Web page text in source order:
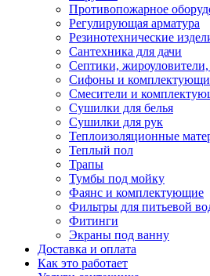
Противопожарное
Регулирующая арматура
Резинотехнические
Сантехника для дачи
Септики, жироуловители,
Сифоны и
Смесители и
Сушилки для белья
Сушилки для рук
Теплоизоляционные
Теплый пол
Трапы
Тумбы под мойку
Фаянс и комплектующие
Фильтры для питьевой
Фитинги
Экраны под ванну
Доставка и оплата
Как это работает